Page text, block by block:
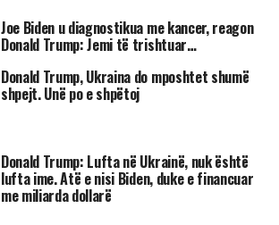
Joe Biden u diagnostikua me kancer, reagon
Donald Trump: Jemi të trishtuar…
Donald Trump, Ukraina do mposhtet shumë
shpejt. Unë po e shpëtoj
Donald Trump: Lufta në Ukrainë, nuk është
lufta ime. Atë e nisi Biden, duke e financuar
me miliarda dollarë